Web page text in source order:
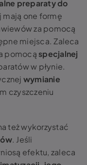
preparaty do
mają one formę
za pomocą
miejsca. Zaleca
pomocą specjalnej
w płynie.
wymianie
czyszczeniu
też wykorzystać
. Jeśli
efektu, zaleca